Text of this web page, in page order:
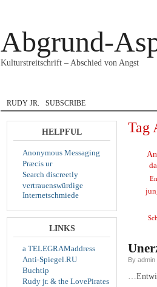
Abgrund-
Kulturstreitschrift – Abschied von Angst
RUDY JR. SUBSCRIBE
HELPFUL
Anonymous Messaging
Præcis ur
Search discreetly
vertrauenswürdige
Internetschmiede
LINKS
a TELEGRAMaddress
Anti-Spiegel.RU
Buchtip
Rudy jr. & the LovePirates
Tag
By admin